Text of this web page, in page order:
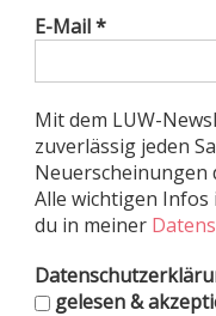
E-Mail*
Mit dem LUW-
zuverlässig jeden
Neuerscheinungen
Alle wichtigen Infos
du in meiner
gelesen &